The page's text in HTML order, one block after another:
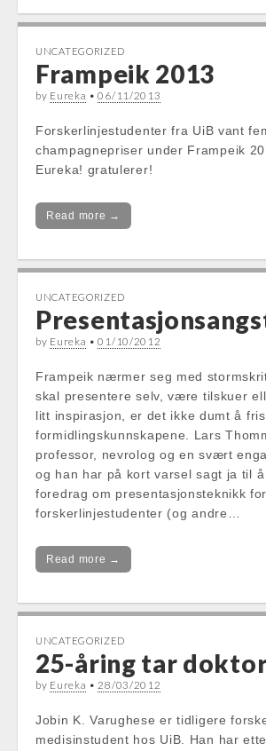
UNCATEGORIZED
Frampeik 2013
by Eureka •06/11/2013
Forskerlinjestudenter fra UiB vant
champagnepriser under Frampeik
Eureka! gratulerer!
Read more →
UNCATEGORIZED
by Eureka •01/10/2012
Frampeik nærmer seg med
skal presentere selv, være tilskuer
litt inspirasjon, er det ikke dumt å
formidlingskunnskapene. Lars
professor, nevrolog og en svært
og han har på kort varsel sagt ja til
foredrag om presentasjonsteknikk for
forskerlinjestudenter (og andre…
Read more →
UNCATEGORIZED
25-åring tar
by Eureka •28/03/2012
Jobin K. Varughese er tidligere
medisinstudent hos UiB. Han har